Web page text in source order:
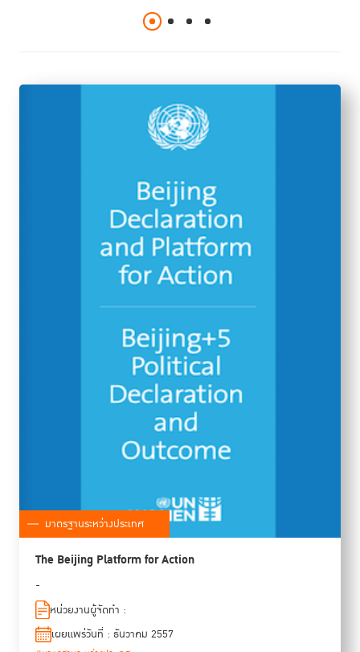
โปร่งใสของภาครัฐ ที่พิสูจน์ว่าการสร้างรัฐบาลเปิดและสังคมที่ตรวจสอบได้ไม่ใช่
มาตรฐานระหว่างประเทศ
The Beijing Platform for Action
-
หน่วยงานผู้จัดทำ :
เผยแพร่วันที่ : ธันวาคม 2557